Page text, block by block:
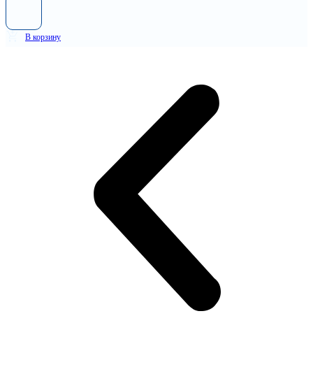
В корзину